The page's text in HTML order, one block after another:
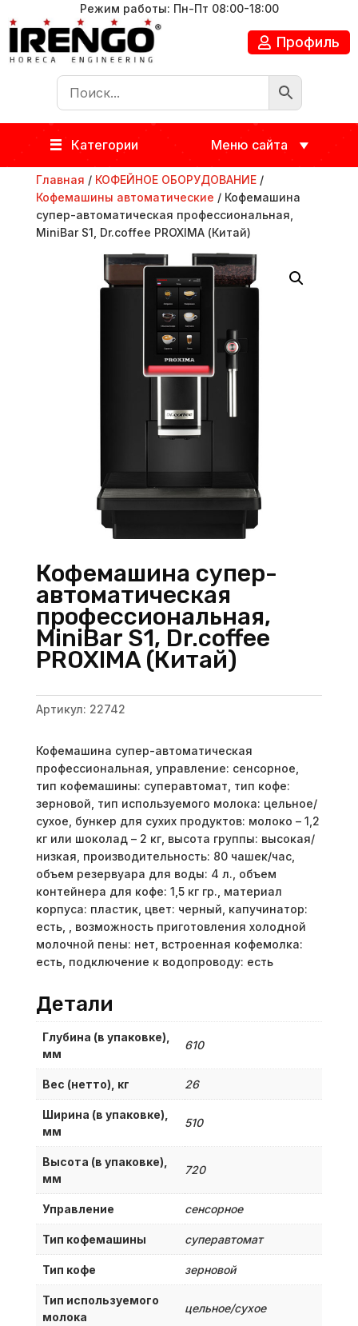
Режим работы: Пн-Пт 08:00-18:00
Профиль
Категории Меню сайта
Главная / КОФЕЙНОЕ ОБОРУДОВАНИЕ/
Кофемашины автоматические / Кофемашина
супер-автоматическая профессиональная,
MiniBar S1, Dr.coffee PROXIMA (Китай)
Кофемашина супер-
автоматическая
профессиональная,
MiniBar S1, Dr.coffee
PROXIMA (Китай)
Артикул: 22742
Кофемашина супер-автоматическая
профессиональная, управление: сенсорное,
тип кофемашины: суперавтомат, тип кофе:
зерновой, тип используемого молока: цельное/
сухое, бункер для сухих продуктов: молоко – 1,2
кг или шоколад – 2 кг, высота группы: высокая/
низкая, производительность: 80 чашек/час,
объем резервуара для воды: 4 л., объем
контейнера для кофе: 1,5 кг гр., материал
корпуса: пластик, цвет: черный, капучинатор:
есть, , возможность приготовления холодной
молочной пены: нет, встроенная кофемолка:
есть, подключение к водопроводу: есть
Детали
Глубина (в упаковке),
мм
610
Вес (нетто), кг 26
Ширина (в упаковке),
мм
510
Высота (в упаковке),
мм
720
Управление сенсорное
Тип кофемашины суперавтомат
Тип кофе зерновой
Тип используемого
молока
цельное/сухое